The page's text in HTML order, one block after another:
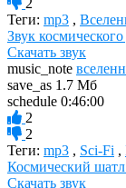
2
Теги: mp3 ,
Звук
Скачать звук
music_note
save_as 1.7 Мб
schedule 0:46:00
2
2
Теги: mp3 , Sci-Fi ,
Космический шатл
Скачать звук